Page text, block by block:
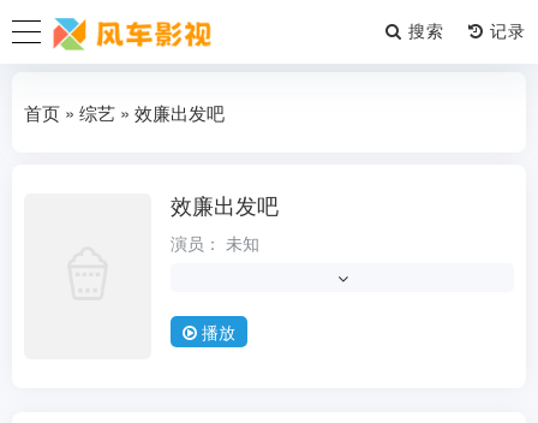
搜索
首页 » 综艺 » 效廉出发吧
效廉出发吧
演员： 未知
类型：港台综艺
状态：更新20260719
播放